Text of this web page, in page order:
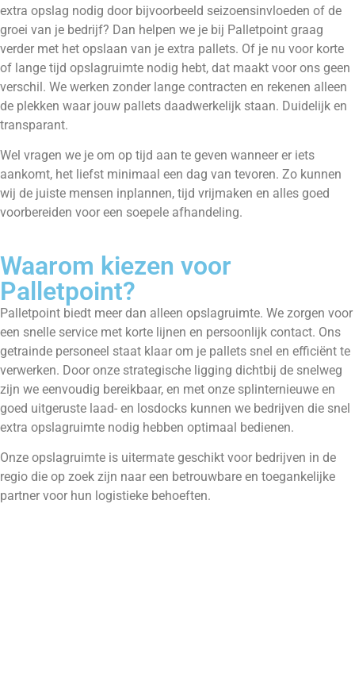
extra opslag nodig door bijvoorbeeld seizoensinvloeden of de
groei van je bedrijf? Dan helpen we je bij Palletpoint graag
verder met het opslaan van je extra pallets. Of je nu voor korte
of lange tijd opslagruimte nodig hebt, dat maakt voor ons geen
verschil. We werken zonder lange contracten en rekenen alleen
de plekken waar jouw pallets daadwerkelijk staan. Duidelijk en
transparant.
Wel vragen we je om op tijd aan te geven wanneer er iets
aankomt, het liefst minimaal een dag van tevoren. Zo kunnen
wij de juiste mensen inplannen, tijd vrijmaken en alles goed
voorbereiden voor een soepele afhandeling.
Waarom kiezen voor
Palletpoint?
Palletpoint biedt meer dan alleen opslagruimte. We zorgen voor
een snelle service met korte lijnen en persoonlijk contact. Ons
getrainde personeel staat klaar om je pallets snel en efficiënt te
verwerken. Door onze strategische ligging dichtbij de snelweg
zijn we eenvoudig bereikbaar, en met onze splinternieuwe en
goed uitgeruste laad- en losdocks kunnen we bedrijven die snel
extra opslagruimte nodig hebben optimaal bedienen.
Onze opslagruimte is uitermate geschikt voor bedrijven in de
regio die op zoek zijn naar een betrouwbare en toegankelijke
partner voor hun logistieke behoeften.